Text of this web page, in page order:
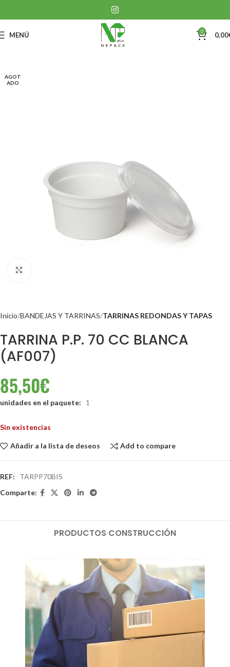
MENÚ 0 0,00
AGOT
ADO
Inicio BANDEJAS Y TARRINAS TARRINAS REDONDAS Y TAPAS
TARRINA P.P. 70 CC BLANCA
(AF007)
85,50€
unidades en el paquete: 1
Sin existencias
Añadir a la lista de deseos Add to compare
REF:
TARPP70BIS
Comparte:
PRODUCTOS CONSTRUCCIÓN